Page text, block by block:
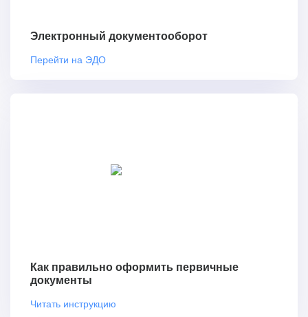
Электронный документооборот
Перейти на ЭДО
Как правильно оформить первичные
документы
Читать инструкцию